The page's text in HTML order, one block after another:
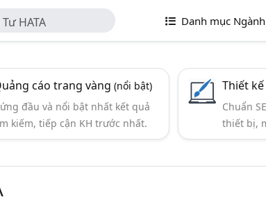
HATA Danh mục
cáo trang vàng(nổi bật)
đầu và nổi bật nhất kết quả
kiếm, tiếp cận KH trước nhất.
Thiết
Chuẩn
thiết bị,